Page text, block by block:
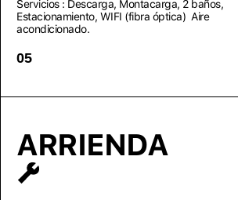
Servicios : Descarga, Montacarga, 2 baños,
Estacionamiento, WIFI (fibra óptica) Aire
acondicionado.
05
ARRIENDA